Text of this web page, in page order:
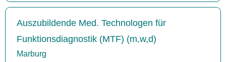
Auszubildende Med. Technologen für
Funktionsdiagnostik (MTF) (m,w,d)
Marburg